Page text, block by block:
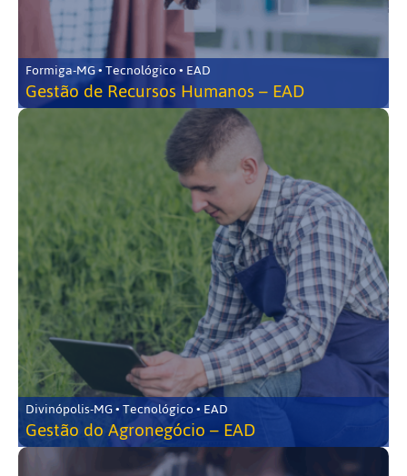
Formiga-MG • Tecnológico • EAD
Gestão de Recursos Humanos – EAD
Divinópolis-MG • Tecnológico • EAD
Gestão do Agronegócio – EAD